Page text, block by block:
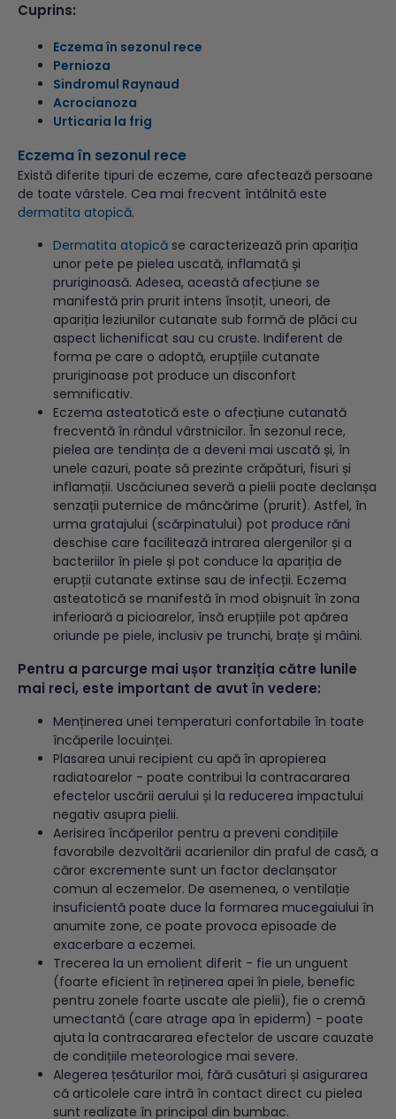
Cuprins:
Eczema în sezonul rece
Pernioza
Sindromul Raynaud
Acrocianoza
Urticaria la frig
Eczemaîn sezonul rece
Există diferite tipuri de eczeme, care afectează persoane
de toate vârstele. Cea mai frecvent întâlnită este
dermatita atopică.
Dermatita atopică se caracterizează prin apariția
unor pete pe pielea uscată, inflamată și
pruriginoasă. Adesea, această afecțiune se
manifestă prin prurit intens însoțit, uneori, de
apariția leziunilor cutanate sub formă de plăci cu
aspect lichenificat sau cu cruste. Indiferent de
forma pe care o adoptă, erupțiile cutanate
pruriginoase pot produce un disconfort
semnificativ.
Eczema asteatotică este o afecțiune cutanată
frecventă în rândul vârstnicilor. În sezonul rece,
pielea are tendința de a deveni mai uscată și, în
unele cazuri, poate să prezinte crăpături, fisuri și
inflamații. Uscăciunea severă a pielii poate declanșa
senzații puternice de mâncărime (prurit). Astfel, în
urma gratajului (scărpinatului) pot produce răni
deschise care facilitează intrarea alergenilor și a
bacteriilor în piele și pot conduce la apariția de
erupții cutanate extinse sau de infecții. Eczema
asteatotică se manifestă în mod obișnuit în zona
inferioară a picioarelor, însă erupțiile pot apărea
oriunde pe piele, inclusiv pe trunchi, brațe și mâini.
Pentru a parcurge mai ușor tranziția către lunile
mai reci, este important de avut în vedere:
Menținerea unei temperaturi confortabile în toate
încăperile locuinței.
Plasarea unui recipient cu apă în apropierea
radiatoarelor - poate contribui la contracararea
efectelor uscării aerului și la reducerea impactului
negativ asupra pielii.
Aerisirea încăperilor pentru a preveni condițiile
favorabile dezvoltării acarienilor din praful de casă, a
căror excremente sunt un factor declanșator
comun al eczemelor. De asemenea, o ventilație
insuficientă poate duce la formarea mucegaiului în
anumite zone, ce poate provoca episoade de
exacerbare a eczemei.
Trecerea la un emolient diferit - fie un unguent
(foarte eficient în reținerea apei în piele, benefic
pentru zonele foarte uscate ale pielii), fie o cremă
umectantă (care atrage apa în epiderm) - poate
ajuta la contracararea efectelor de uscare cauzate
de condițiile meteorologice mai severe.
Alegerea țesăturilor moi, fără cusături și asigurarea
că articolele care intră în contact direct cu pielea
sunt realizate în principal din bumbac.